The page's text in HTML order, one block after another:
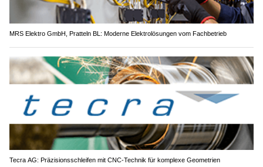
MRS Elektro GmbH, Pratteln BL: Moderne Elektrolösungen vom Fachbetrieb
Tecra AG: Präzisionsschleifen mit CNC-Technik für komplexe Geometrien